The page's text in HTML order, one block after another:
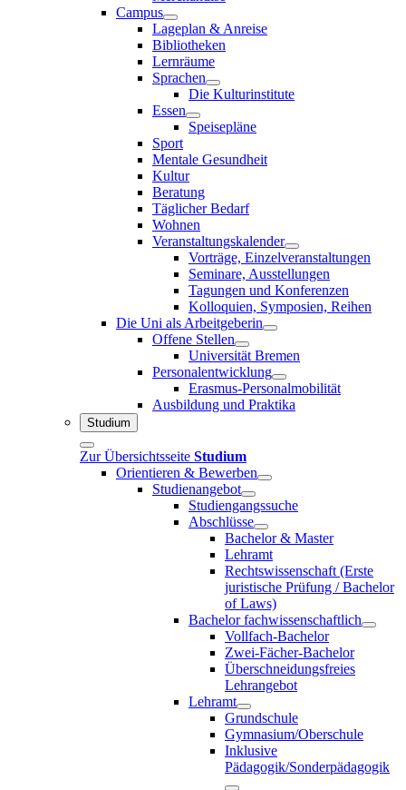
Campus
Lageplan & Anreise
Bibliotheken
Lernräume
Sprachen
Die Kulturinstitute
Essen
Speisepläne
Sport
Mentale Gesundheit
Kultur
Beratung
Täglicher Bedarf
Wohnen
Veranstaltungskalender
Vorträge, Einzelveranstaltungen
Seminare, Ausstellungen
Tagungen und Konferenzen
Kolloquien, Symposien, Reihen
Die Uni als Arbeitgeberin
Offene Stellen
Universität Bremen
Personalentwicklung
Erasmus-Personalmobilität
Ausbildung und Praktika
Studium
Zur Übersichtsseite Studium
Orientieren & Bewerben
Studienangebot
Studiengangssuche
Abschlüsse
Bachelor & Master
Lehramt
Rechtswissenschaft (Erste
juristische Prüfung / Bachelor
of Laws)
Bachelor fachwissenschaftlich
Vollfach-Bachelor
Zwei-Fächer-Bachelor
Überschneidungsfreies
Lehrangebot
Lehramt
Grundschule
Gymnasium/Oberschule
Inklusive
Pädagogik/Sonderpädagogik